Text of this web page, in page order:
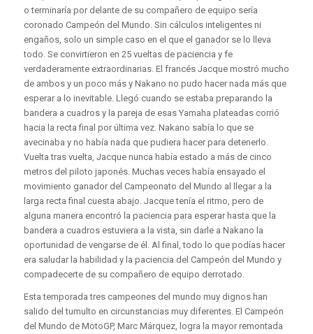
o terminaría por delante de su compañero de equipo sería
coronado Campeón del Mundo. Sin cálculos inteligentes ni
engaños, solo un simple caso en el que el ganador se lo lleva
todo. Se convirtieron en 25 vueltas de paciencia y fe
verdaderamente extraordinarias. El francés Jacque mostró mucho
de ambos y un poco más y Nakano no pudo hacer nada más que
esperar a lo inevitable. Llegó cuando se estaba preparando la
bandera a cuadros y la pareja de esas Yamaha plateadas corrió
hacia la recta final por última vez. Nakano sabía lo que se
avecinaba y no había nada que pudiera hacer para detenerlo.
Vuelta tras vuelta, Jacque nunca había estado a más de cinco
metros del piloto japonés. Muchas veces había ensayado el
movimiento ganador del Campeonato del Mundo al llegar a la
larga recta final cuesta abajo. Jacque tenía el ritmo, pero de
alguna manera encontró la paciencia para esperar hasta que la
bandera a cuadros estuviera a la vista, sin darle a Nakano la
oportunidad de vengarse de él. Al final, todo lo que podías hacer
era saludar la habilidad y la paciencia del Campeón del Mundo y
compadecerte de su compañero de equipo derrotado.
Esta temporada tres campeones del mundo muy dignos han
salido del tumulto en circunstancias muy diferentes. El Campeón
del Mundo de MotoGP, Marc Márquez, logra la mayor remontada